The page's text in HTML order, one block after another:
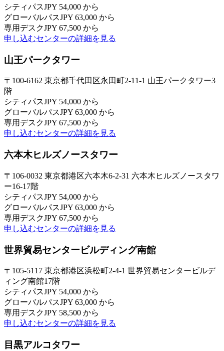
シティパスJPY 54,000 から
グローバルパスJPY 63,000 から
専用デスクJPY 67,500 から
申し込むセンターの詳細を見る
山王パークタワー
〒100-6162 東京都千代田区永田町2-11-1 山王パークタワー3
階
シティパスJPY 54,000 から
グローバルパスJPY 63,000 から
専用デスクJPY 67,500 から
申し込むセンターの詳細を見る
六本木ヒルズノースタワー
〒106-0032 東京都港区六本木6-2-31 六本木ヒルズノースタワ
ー16-17階
シティパスJPY 54,000 から
グローバルパスJPY 63,000 から
専用デスクJPY 67,500 から
申し込むセンターの詳細を見る
世界貿易センタービルディング南館
〒105-5117 東京都港区浜松町2-4-1 世界貿易センタービルデ
ィング南館17階
シティパスJPY 54,000 から
グローバルパスJPY 63,000 から
専用デスクJPY 58,500 から
申し込むセンターの詳細を見る
目黒アルコタワー